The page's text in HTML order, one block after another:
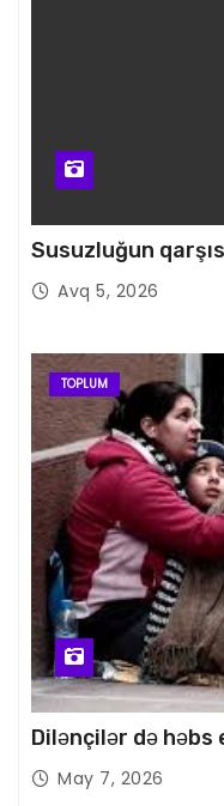
Susuzluğun
Avq 5, 2026
TOPLUM
Dilənçilər də həbs
May 7, 2026